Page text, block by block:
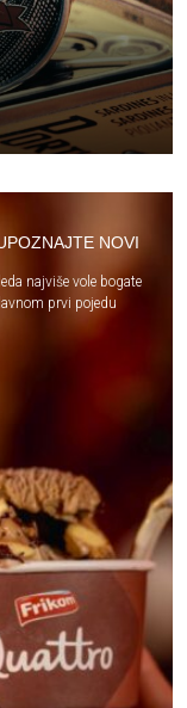
NOVI
najviše vole bogate
prvi pojedu